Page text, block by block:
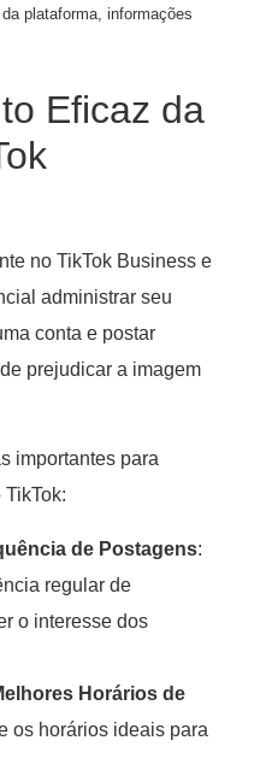
plataforma, informações
Eficaz da
no TikTok Business e
administrar seu
conta e postar
prejudicar a imagem
importantes para
de Postagens:
regular de
o interesse dos
Horários de
os horários ideais para